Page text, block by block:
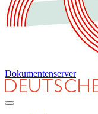
Dokumentenserver